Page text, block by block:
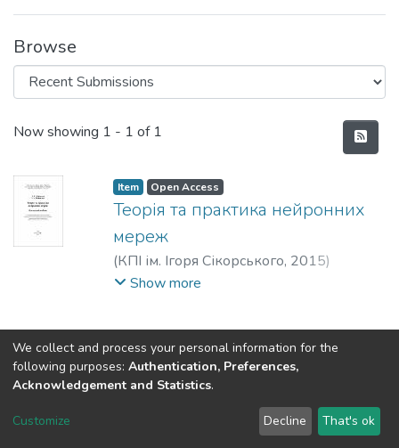
Browse
Recent Submissions
Now showing 1 - 1 of 1
Item Open Access
Теорія та практика нейронних
мереж
(КПІ ім. Ігоря Сікорського, 2015)
Добровська, Людмила Миколаївна
Show more
DSpace software copyright © 2002-2026 LYRASIS
Send Feedback
We collect and process your personal information for the
following purposes: Authentication, Preferences,
Acknowledgement and Statistics.
Customize Decline That's ok